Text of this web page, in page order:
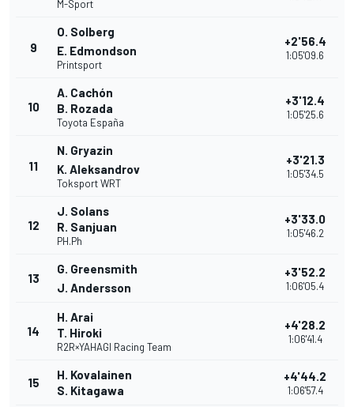
M-Sport
9
O. Solberg
E. Edmondson
Printsport
+2'56.4
1:05'09.6
10
A. Cachón
B. Rozada
Toyota España
+3'12.4
1:05'25.6
11
N. Gryazin
K. Aleksandrov
Toksport WRT
+3'21.3
1:05'34.5
12
J. Solans
R. Sanjuan
PH.Ph
+3'33.0
1:05'46.2
13
G. Greensmith
J. Andersson
+3'52.2
1:06'05.4
14
H. Arai
T. Hiroki
R2R×YAHAGI Racing Team
+4'28.2
1:06'41.4
15
H. Kovalainen
S. Kitagawa
+4'44.2
1:06'57.4